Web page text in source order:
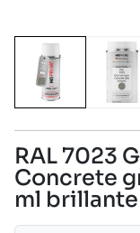
RAL 7023
Concrete
ml